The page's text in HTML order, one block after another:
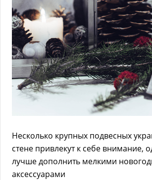
Несколько крупных подвесных
стене привлекут к себе внимание,
лучше дополнить мелкими
аксессуарами